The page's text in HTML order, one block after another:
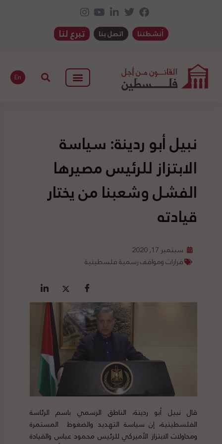
أنشطتنا اتصل بنا تبرع لنا
En
نبيل أبو ردينة: سياسة
الابتزاز للرئيس مصيرها
الفشل وشعبنا من يختار
قيادته
سبتمبر 17, 2020
قرارات ومواقف رسمية فلسطينية
قال نبيل أبو ردينة، الناطق الرسمي باسم الرئاسة
الفلسطينية، إن سياسة التهديد والضغوط المستمرة
ومحاولات الابتزاز الأميركي للرئيس محمود عباس والقيادة